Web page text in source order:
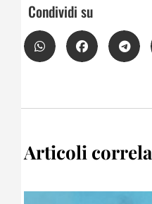
Condividi su
Articoli